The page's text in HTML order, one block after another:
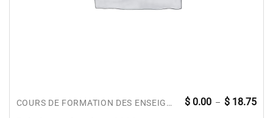
COURS DE FORMATION DES ENSEIGNANTS $ 0.00 – $ 18.75de
Ce